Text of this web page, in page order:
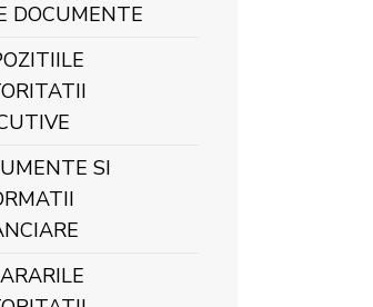
DOCUMENTE
SI